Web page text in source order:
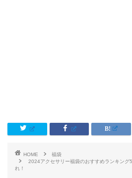
HOME
福袋
2024アクセサリー福袋のおすすめランキング
れ！